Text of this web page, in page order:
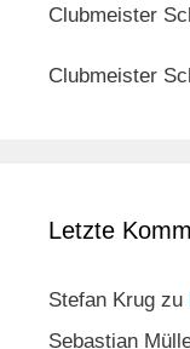
Clubmeister
Clubmeister
Letzte
Stefan Krug zu
Sebastian